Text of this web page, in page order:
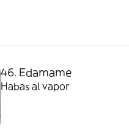
46. Edamame
Habas al vapor